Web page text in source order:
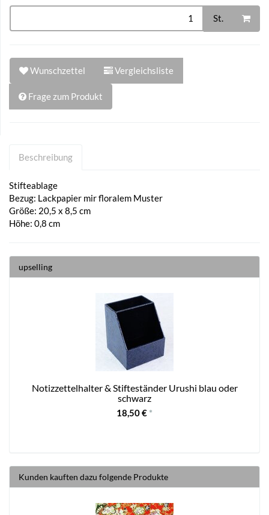
St.
Wunschzettel Vergleichsliste
Frage zum Produkt
Beschreibung
Stifteablage
Bezug: Lackpapier mir floralem Muster
Größe: 20,5 x 8,5 cm
Höhe: 0,8 cm
upselling
Notizzettelhalter & Stifteständer Urushi blau oder
schwarz
18,50 € *
Kunden kauften dazu folgende Produkte